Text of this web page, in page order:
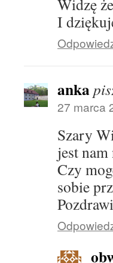
Widzę
I
anka
27 marca
Szary
jest
Czy
sobie